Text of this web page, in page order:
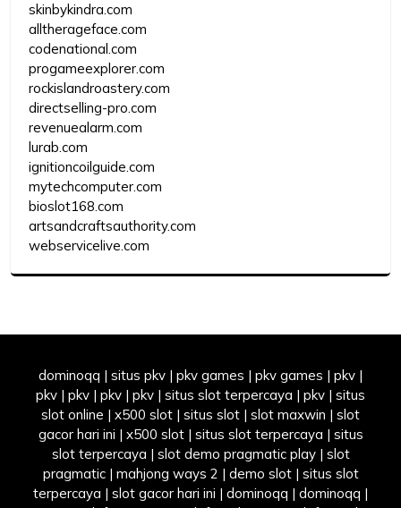
skinbykindra.com
alltherageface.com
codenational.com
progameexplorer.com
rockislandroastery.com
directselling-pro.com
revenuealarm.com
lurab.com
ignitioncoilguide.com
mytechcomputer.com
bioslot168.com
artsandcraftsauthority.com
webservicelive.com
dominoqq | situs pkv | pkv games | pkv games | pkv |
pkv | pkv | pkv | pkv | situs slot terpercaya | pkv | situs
slot online | x500 slot | situs slot | slot maxwin | slot
gacor hari ini | x500 slot| situs slot terpercaya | situs
slot terpercaya | slot demo pragmatic play| slot
pragmatic| mahjong ways 2 | demo slot| situs slot
terpercaya | slot gacor hari ini | dominoqq | dominoqq |